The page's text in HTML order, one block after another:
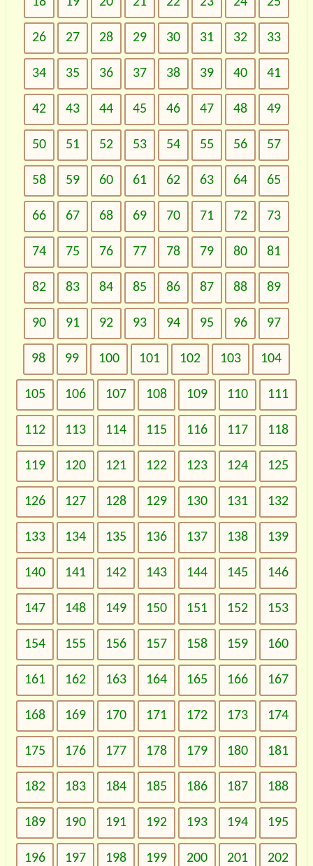
26 27 28 29 30 31 32 33
34 35 36 37 38 39 40 41
42 43 44 45 46 47 48 49
50 51 52 53 54 55 56 57
58 59 60 61 62 63 64 65
66 67 68 69 70 71 72 73
74 75 76 77 78 79 80 81
82 83 84 85 86 87 88 89
90 91 92 93 94 95 96 97
98 99 100 101 102 103 104
105 106 107 108 109 110 111
112 113 114 115 116 117 118
119 120 121 122 123 124 125
126 127 128 129 130 131 132
133 134 135 136 137 138 139
140 141 142 143 144 145 146
147 148 149 150 151 152 153
154 155 156 157 158 159 160
161 162 163 164 165 166 167
168 169 170 171 172 173 174
175 176 177 178 179 180 181
182 183 184 185 186 187 188
189 190 191 192 193 194 195
196 197 198 199 200 201 202